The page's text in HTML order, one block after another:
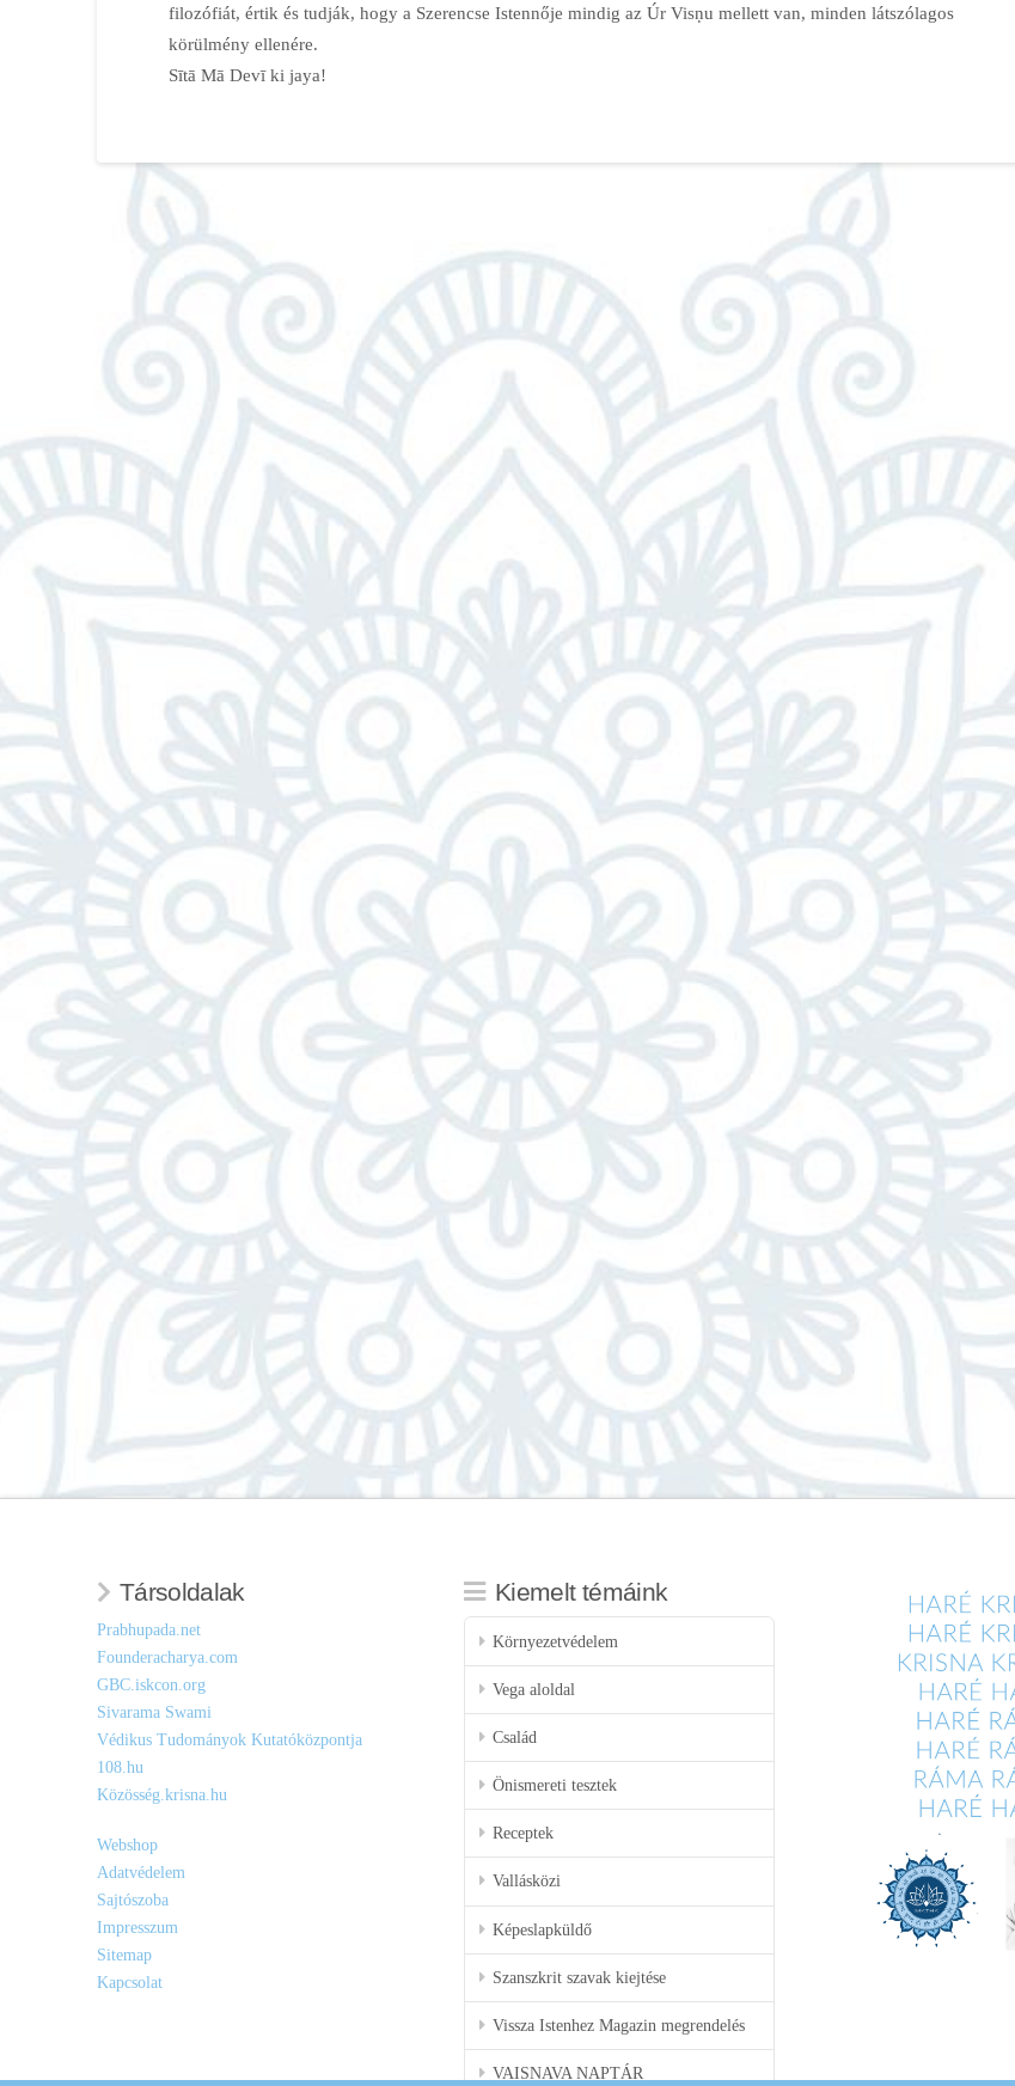
filozófiát, értik és tudják, hogy a Szerencse Istennője mindig az Úr Visṇu mellett van, minden látszólagos
körülmény ellenére.
Sītā Mā Devī ki jaya!
Társoldalak
Prabhupada.net
Founderacharya.com
GBC.iskcon.org
Sivarama Swami
Védikus Tudományok Kutatóközpontja
108.hu
Közösség.krisna.hu
Webshop
Adatvédelem
Sajtószoba
Impresszum
Sitemap
Kapcsolat
Kiemelt témáink
Környezetvédelem
Vega aloldal
Család
Önismereti tesztek
Receptek
Vallásközi
Képeslapküldő
Szanszkrit szavak kiejtése
Vissza Istenhez Magazin megrendelés
VAISNAVA NAPTÁR